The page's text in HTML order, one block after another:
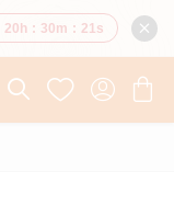
20h : 30m : 20s